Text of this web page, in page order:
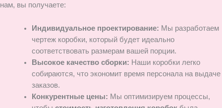
нам, вы получаете:
Индивидуальное проектирование: Мы разработаем
чертеж коробки, который будет идеально
соответствовать размерам вашей порции.
Высокое качество сборки: Наши коробки легко
собираются, что экономит время персонала на выдаче
заказов.
Конкурентные цены: Мы оптимизируем процессы,